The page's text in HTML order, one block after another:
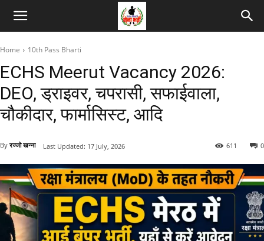
Home 10th Pass Bharti
ECHS Meerut Vacancy 2026:
DEO, ड्राइवर, चपरासी, सफाईवाला,
चौकीदार, फार्मासिस्ट, आदि
By रज्जो खन्ना 0
611
Last Updated: 17 July, 2026